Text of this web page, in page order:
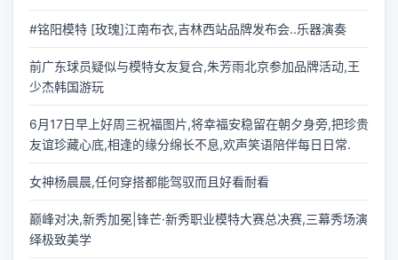
#铭阳模特 [玫瑰]江南布衣,吉林西站品牌发布会..乐器演奏
前广东球员疑似与模特女友复合,朱芳雨北京参加品牌活动,王
少杰韩国游玩
6月17日早上好周三祝福图片,将幸福安稳留在朝夕身旁,把珍贵
友谊珍藏心底,相逢的缘分绵长不息,欢声笑语陪伴每日日常.
女神杨晨晨,任何穿搭都能驾驭而且好看耐看
巅峰对决,新秀加冕|锋芒·新秀职业模特大赛总决赛,三幕秀场演
绎极致美学